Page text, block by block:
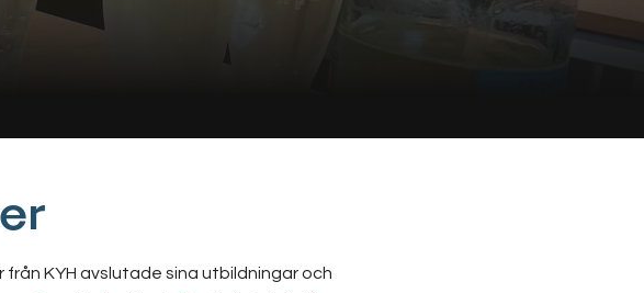
KYH avslutade sina utbildningar och